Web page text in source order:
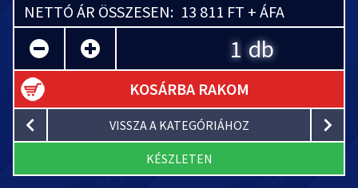
NETTÓ ÁR ÖSSZESEN: 13 811 FT + ÁFA
db
KOSÁRBA RAKOM
VISSZA A KATEGÓRIÁHOZ
KÉSZLETEN